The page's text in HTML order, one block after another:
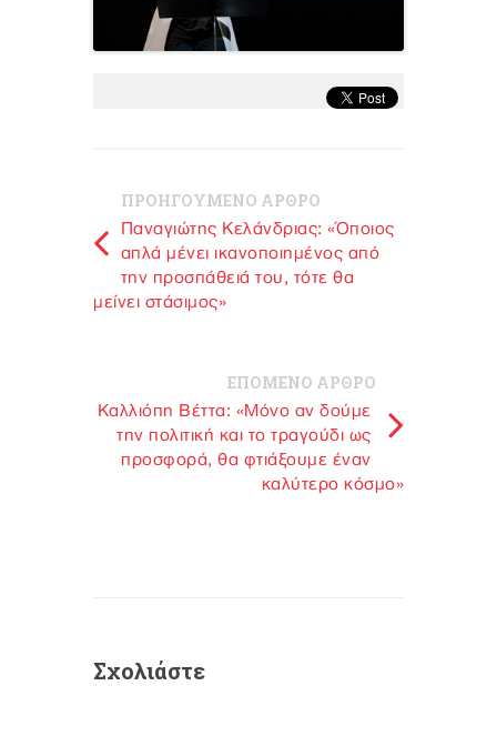
ΠΡΟΗΓΟΥΜΕΝΟ ΑΡΘΡΟ
Παναγιώτης Κελάνδριας: «Όποιος
απλά μένει ικανοποιημένος από
την προσπάθειά του, τότε θα
μείνει στάσιμος»
ΕΠΟΜΕΝΟ ΑΡΘΡΟ
Καλλιόπη Bέττα: «Μόνο αν δούμε
την πολιτική και το τραγούδι ως
προσφορά, θα φτιάξουμε έναν
καλύτερο κόσμο»
Σχολιάστε